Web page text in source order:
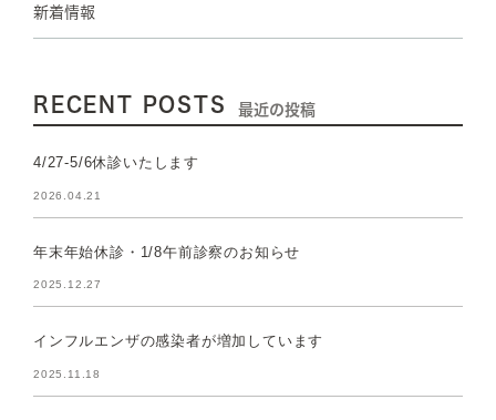
新着情報
RECENT POSTS 最近の投稿
4/27-5/6休診いたします
2026.04.21
年末年始休診・1/8午前診察のお知らせ
2025.12.27
インフルエンザの感染者が増加しています
2025.11.18